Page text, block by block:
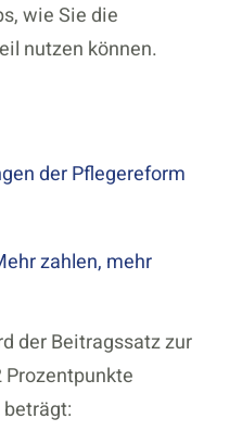
wie Sie die
nutzen können.
der Pflegereform
zahlen, mehr
der Beitragssatz zur